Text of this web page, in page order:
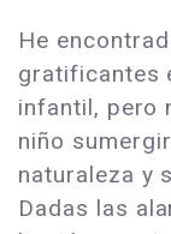
He
gratificantes
infantil, pero
niño
naturaleza y
Dadas las